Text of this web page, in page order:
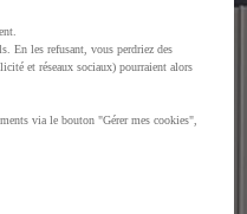
En les refusant, vous perdriez des
et réseaux sociaux) pourraient alors
via le bouton "Gérer mes cookies",